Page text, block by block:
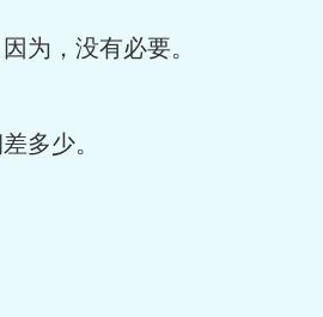
，没有必要。
多少。